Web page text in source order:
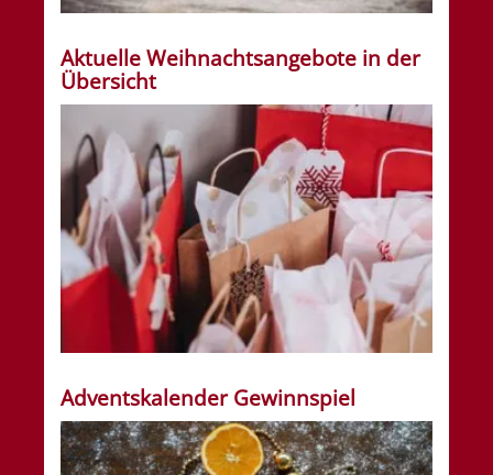
Aktuelle Weihnachtsangebote in der
Übersicht
Adventskalender Gewinnspiel